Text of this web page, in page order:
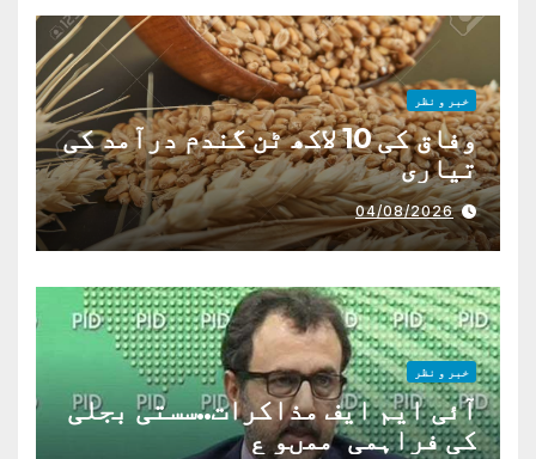
خبر و نظر
وفاق کی 10 لاکھ ٹن گندم درآمد کی
تیاری
04/08/2026
خبر و نظر
آئی ایم ایف مذاکرات..سستی بجلی
کی فراہمی ممںو ع